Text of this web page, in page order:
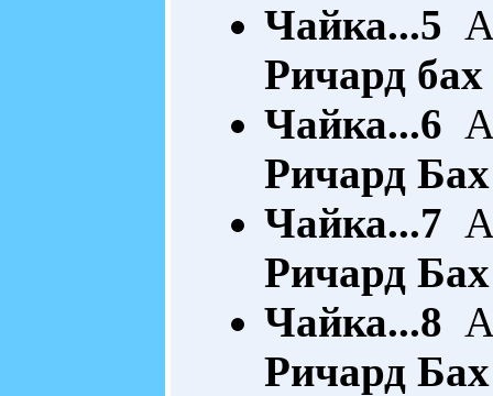
Чайка...5
Ричард бах
Чайка...6
Ричард Бах
Чайка...7
Ричард Бах
Чайка...8
Ричард Бах